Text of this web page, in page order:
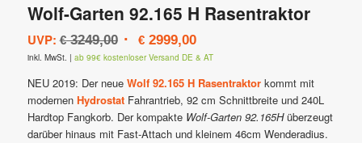
Wolf-Garten 92.165 H Rasentraktor
UVP: €3249,00 Ursprünglicher
Preis
war:
€ 3249,00
€2999,00Aktueller
Preis
ist:
€ 2999,00.
inkl. MwSt. | ab 99€ kostenloser Versand DE & AT
NEU 2019: Der neue Wolf 92.165 H Rasentraktorkommt mit
modernen HydrostatFahrantrieb, 92 cm Schnittbreite und 240L
Hardtop Fangkorb. Der kompakte Wolf-Garten 92.165Hüberzeugt
darüber hinaus mit Fast-Attach und kleinem 46cm Wenderadius.